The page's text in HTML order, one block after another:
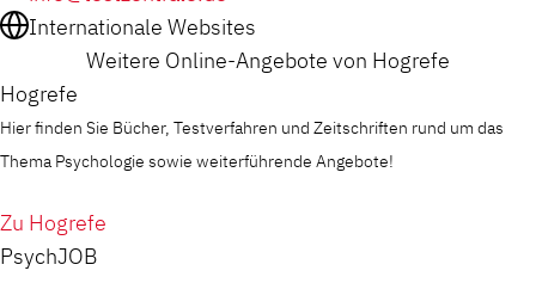
Internationale Websites
Weitere Online-Angebote von Hogrefe
Hogrefe
Hier finden Sie Bücher, Testverfahren und Zeitschriften rund um das
Thema Psychologie sowie weiterführende Angebote!
Zu Hogrefe
PsychJOB